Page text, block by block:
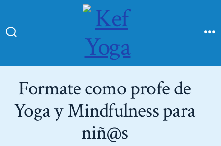
Formate como profe de
Yoga y Mindfulness para
niñ@s